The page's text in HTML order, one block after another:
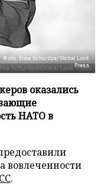
Фото: Elisa Schu/dpa/Global Look
Press
оказались
НАТО в
вовлеченности
.